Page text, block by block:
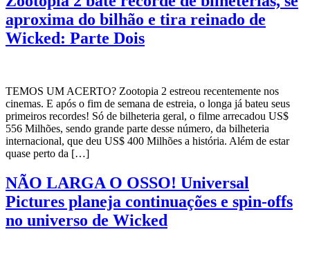
aproxima do bilhão e tira reinado de
Wicked: Parte Dois
TEMOS UM ACERTO? Zootopia 2 estreou recentemente nos
cinemas. E após o fim de semana de estreia, o longa já bateu seus
primeiros recordes! Só de bilheteria geral, o filme arrecadou US$
556 Milhões, sendo grande parte desse número, da bilheteria
internacional, que deu US$ 400 Milhões a história. Além de estar
quase perto da […]
NÃO LARGA O OSSO! Universal
Pictures planeja continuações e spin-offs
no universo de Wicked